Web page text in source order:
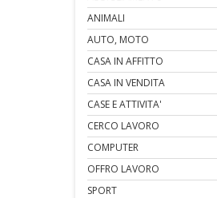
ANIMALI
AUTO, MOTO
CASA IN AFFITTO
CASA IN VENDITA
CASE E ATTIVITA'
CERCO LAVORO
COMPUTER
OFFRO LAVORO
SPORT